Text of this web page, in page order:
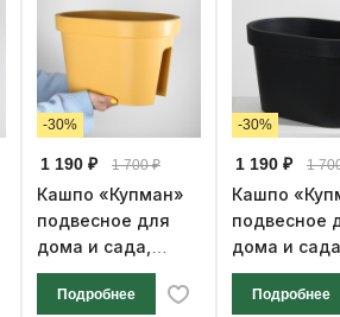
-30%
1 190 ₽ 1 700 ₽
Кашпо «Купман»
подвесное для
дома и сада,
объём 11 л, охра
Подробнее
-30%
1 190 ₽ 1
Кашпо
подвесное
дома и
объём 11 л,
антрацит
Подробнее